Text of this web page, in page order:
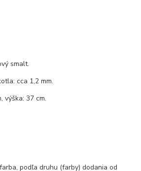
smalt.
cca 1,2 mm.
výška: 37 cm.
podľa druhu (farby) dodania od